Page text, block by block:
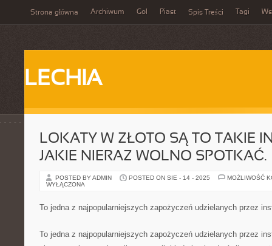
Strona główna Archiwum Gol Piast Spis Treści Tagi
LECHIA
LOKATY W ZŁOTO SĄ TO TAKIE
JAKIE NIERAZ WOLNO SPOTKAĆ.
POSTED BY ADMIN POSTED ON SIE - 14 - 2025
MOŻLIWOŚĆ
WYŁĄCZONA
To jedna z najpopularniejszych zapożyczeń udzielanych przez
To jedna z najpopularniejszych zapożyczeń udzielanych przez